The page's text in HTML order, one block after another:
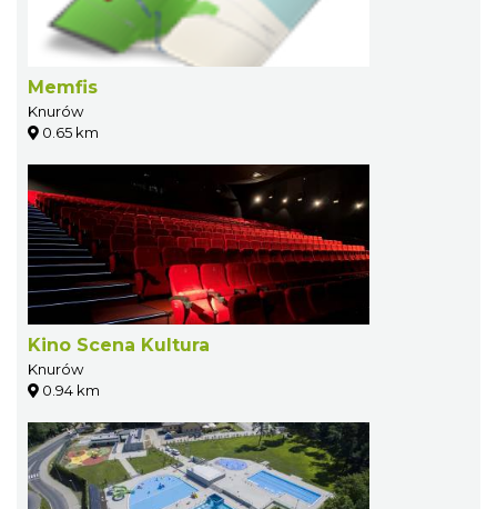
Memfis
Knurów
0.65 km
Kino Scena Kultura
Knurów
0.94 km